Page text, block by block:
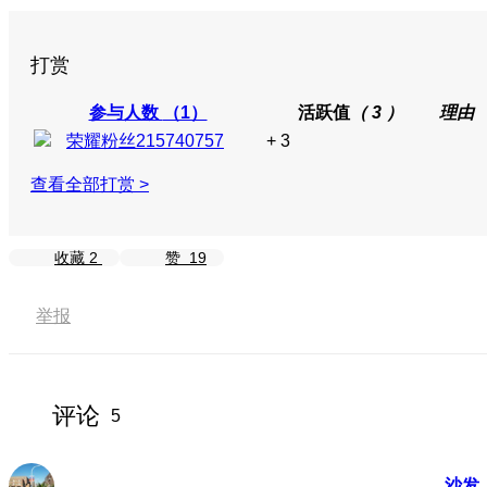
打赏
参与人数 （1） 活跃值 （ 3 ）
理由
荣耀粉丝215740757
+ 3
查看全部打赏 >
收藏 2 赞 19
举报
评论 5